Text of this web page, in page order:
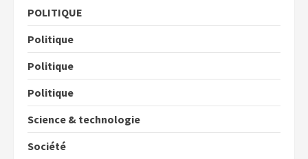
POLITIQUE
Politique
Politique
Politique
Science & technologie
Société